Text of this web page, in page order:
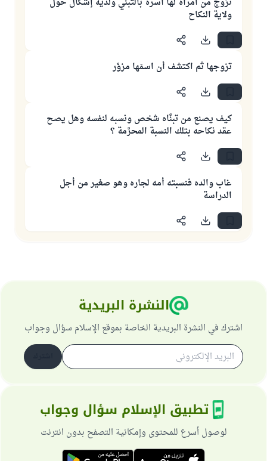
ولاية النكاح
تزوجها ثم اكتشف أن اسمَها مزوَّر
كيف يصنع من تبنَّاه شخص ونسبه لنفسه وهل يصح
عقد نكاحه بتلك النسبة المحرَّمة ؟
غاب والده فنسبته أمه لجاره وهو صغير من أجل
الدراسة
النشرة البريدية
اشترك في النشرة البريدية الخاصة بموقع الإسلام سؤال وجواب
تطبيق الإسلام سؤال وجواب
لوصول أسرع للمحتوى وإمكانية التصفح بدون انترنت